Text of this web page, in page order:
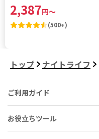
2,387円～
(500+)
トップ ナイトライフ
ご利用ガイド
お役立ちツール